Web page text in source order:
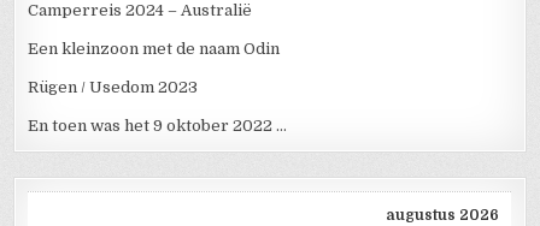
Camperreis 2024 – Australië
Een kleinzoon met de naam Odin
Rügen / Usedom 2023
En toen was het 9 oktober 2022 …
augustus 2026